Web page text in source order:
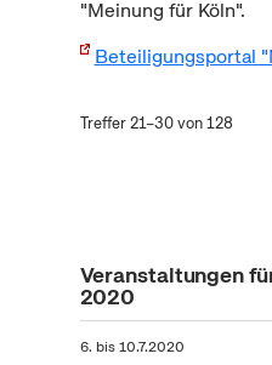
"Meinung für Köln".
Beteiligungsportal
Treffer 21–30 von 128
Veranstaltungen
2020
6. bis10.7.2020